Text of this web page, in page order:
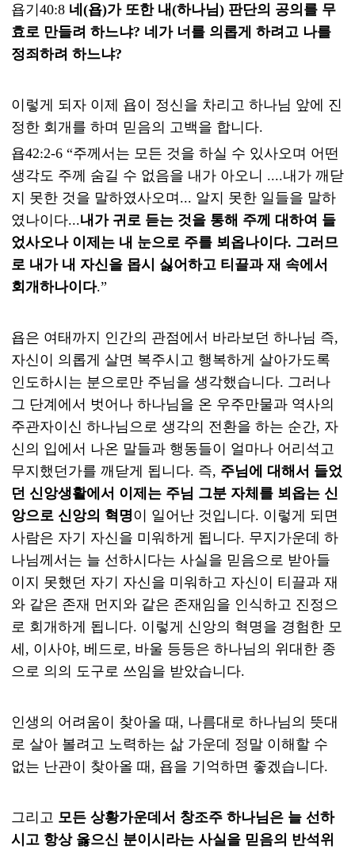
욥기40:8 네(욥)가 또한 내(하나님) 판단의 공의를 무
효로 만들려 하느냐? 네가 너를 의롭게 하려고 나를
정죄하려 하느냐?
이렇게 되자 이제 욥이 정신을 차리고 하나님 앞에 진
정한 회개를 하며 믿음의 고백을 합니다.
욥42:2-6 “주께서는 모든 것을 하실 수 있사오며 어떤
생각도 주께 숨길 수 없음을 내가 아오니 ....내가 깨닫
지 못한 것을 말하였사오며... 알지 못한 일들을 말하
였나이다...내가 귀로 듣는 것을 통해 주께 대하여 들
었사오나 이제는 내 눈으로 주를 뵈옵나이다. 그러므
로 내가 내 자신을 몹시 싫어하고 티끌과 재 속에서
회개하나이다.”
욥은 여태까지 인간의 관점에서 바라보던 하나님 즉,
자신이 의롭게 살면 복주시고 행복하게 살아가도록
인도하시는 분으로만 주님을 생각했습니다. 그러나
그 단계에서 벗어나 하나님을 온 우주만물과 역사의
주관자이신 하나님으로 생각의 전환을 하는 순간, 자
신의 입에서 나온 말들과 행동들이 얼마나 어리석고
무지했던가를 깨닫게 됩니다. 즉, 주님에 대해서 들었
던 신앙생활에서 이제는 주님 그분 자체를 뵈옵는 신
앙으로 신앙의 혁명이 일어난 것입니다. 이렇게 되면
사람은 자기 자신을 미워하게 됩니다. 무지가운데 하
나님께서는 늘 선하시다는 사실을 믿음으로 받아들
이지 못했던 자기 자신을 미워하고 자신이 티끌과 재
와 같은 존재 먼지와 같은 존재임을 인식하고 진정으
로 회개하게 됩니다. 이렇게 신앙의 혁명을 경험한 모
세, 이사야, 베드로, 바울 등등은 하나님의 위대한 종
으로 의의 도구로 쓰임을 받았습니다.
인생의 어려움이 찾아올 때, 나름대로 하나님의 뜻대
로 살아 볼려고 노력하는 삶 가운데 정말 이해할 수
없는 난관이 찾아올 때, 욥을 기억하면 좋겠습니다.
그리고 모든 상황가운데서 창조주 하나님은 늘 선하
시고 항상 옳으신 분이시라는 사실을 믿음의 반석위